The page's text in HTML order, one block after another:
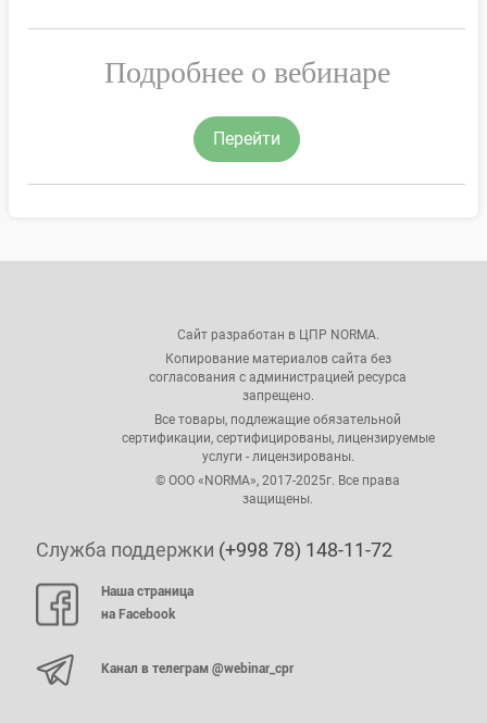
Подробнее о вебинаре
Перейти
Сайт разработан в ЦПР NORMA.
Копирование материалов сайта без
согласования с администрацией ресурса
запрещено.
Все товары, подлежащие обязательной
сертификации, сертифицированы, лицензируемые
услуги - лицензированы.
© ООО «NORMA», 2017-2025г. Все права
защищены.
Служба поддержки (+998 78) 148-11-72
Наша страница
на Facebook
Канал в телеграм @webinar_cpr